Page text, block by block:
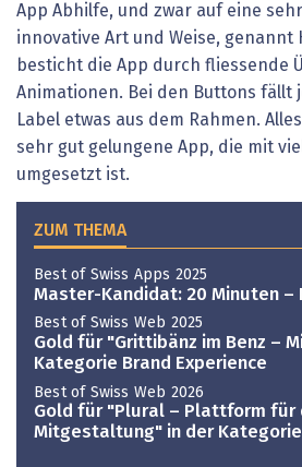
App Abhilfe, und zwar auf eine
innovative Art und Weise, genannt
besticht die App durch fliessende
Anima­tionen. Bei den Buttons fällt
Label etwas aus dem Rahmen.
sehr gut gelungene App, die mit
umgesetzt ist.
ZUM THEMA
Best of Swiss Apps 2025
Master-Kandidat: 20 Minuten –
Best of Swiss Web 2025
Gold für "Grittibänz im Benz –
Kategorie Brand Experience
Best of Swiss Web 2026
Gold für "Plural – Plattform für
Mitgestaltung" in der Kategorie